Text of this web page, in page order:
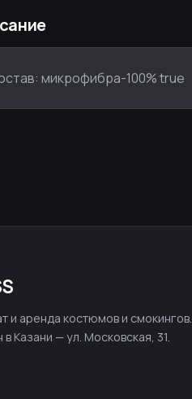
микрофибра-100% true
и аренда костюмов и смокингов.
в Казани — ул. Московская, 31.